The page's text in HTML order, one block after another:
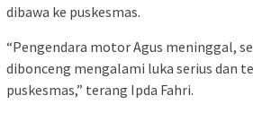
dibawa ke puskesmas.
“Pengendara motor Agus meninggal,
dibonceng mengalami luka serius dan
puskesmas,” terang Ipda Fahri.